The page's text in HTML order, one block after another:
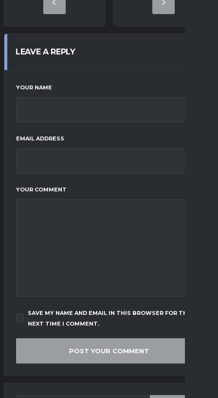
LEAVE A REPLY
YOUR NAME
EMAIL ADDRESS
YOUR COMMENT
SAVE MY NAME AND EMAIL IN THIS BROWSER FOR THE
NEXT TIME I COMMENT.